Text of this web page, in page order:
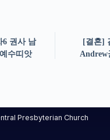
6 권사 남
수띠앗
[결혼]
Andrew
Presbyterian Church